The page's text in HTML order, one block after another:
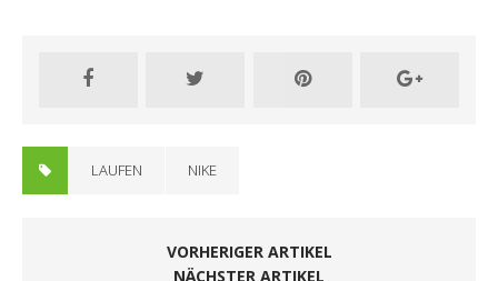
LAUFEN NIKE
VORHERIGER ARTIKEL
NÄCHSTER ARTIKEL